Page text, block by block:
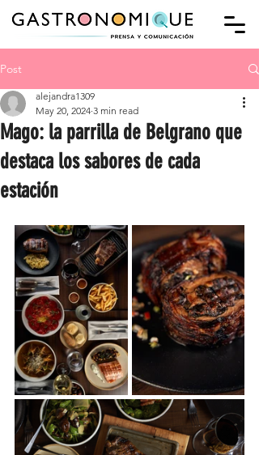
Post
Mago: la parrilla de Belgrano que
destaca los sabores de cada
estación
alejandra1309
May 20, 2024 3 min read